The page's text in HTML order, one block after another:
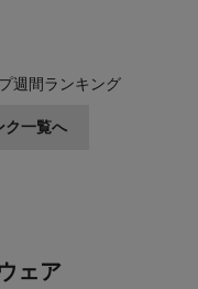
週間ランキング
ク一覧へ
ェア